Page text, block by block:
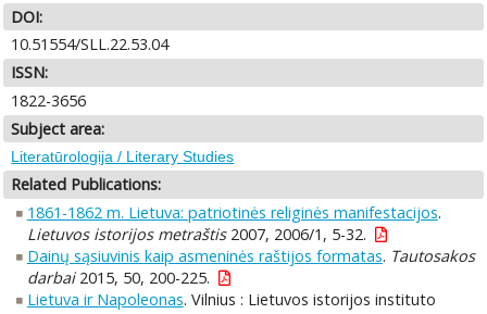
DOI:
10.51554/SLL.22.53.04
ISSN:
1822-3656
Subject area:
Literatūrologija / Literary Studies
Related Publications:
1861-1862 m. Lietuva: patriotinės religinės manifestacijos.
Lietuvos istorijos metraštis2007, 2006/1, 5-32.
Dainų sąsiuvinis kaip asmeninės raštijos formatas. Tautosakos
darbai2015, 50, 200-225.
Lietuva ir Napoleonas. Vilnius : Lietuvos istorijos instituto